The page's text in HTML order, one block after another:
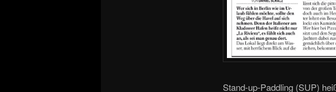
Stand-up-Paddling (SUP)